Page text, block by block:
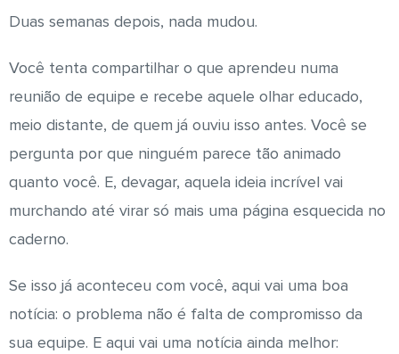
Duas semanas depois, nada mudou.
Você tenta compartilhar o que aprendeu numa
reunião de equipe e recebe aquele olhar educado,
meio distante, de quem já ouviu isso antes. Você se
pergunta por que ninguém parece tão animado
quanto você. E, devagar, aquela ideia incrível vai
murchando até virar só mais uma página esquecida no
caderno.
Se isso já aconteceu com você, aqui vai uma boa
notícia: o problema não é falta de compromisso da
sua equipe. E aqui vai uma notícia ainda melhor: